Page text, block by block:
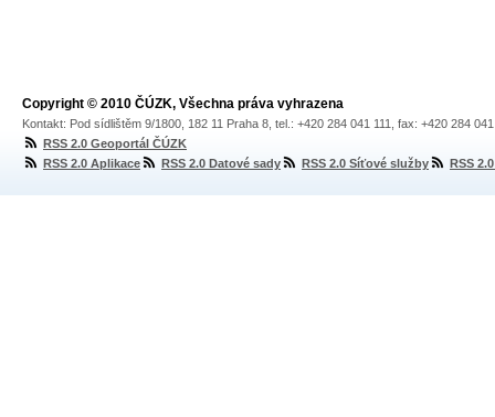
Copyright © 2010 ČÚZK, Všechna práva vyhrazena
Kontakt: Pod sídlištěm 9/1800, 182 11 Praha 8, tel.: +420 284 041 111, fax: +420 284
RSS 2.0 Geoportál ČÚZK
RSS 2.0 Aplikace
RSS 2.0 Datové sady RSS 2.0 Síťové služby RSS